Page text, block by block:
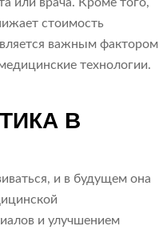
стоимость
важным фактором
технологии.
В
и в будущем она
и улучшением